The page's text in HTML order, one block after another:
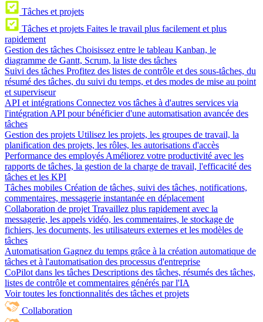
Tâches et projets
Tâches et projets Faites le travail plus facilement et plus
rapidement
Gestion des tâches Choisissez entre le tableau Kanban, le
diagramme de Gantt, Scrum, la liste des tâches
Suivi des tâches Profitez des listes de contrôle et des sous-tâches, du
résumé des tâches, du suivi du temps, et des modes de mise au point
et superviseur
API et intégrations Connectez vos tâches à d'autres services via
l'intégration API pour bénéficier d'une automatisation avancée des
tâches
Gestion des projets Utilisez les projets, les groupes de travail, la
planification des projets, les rôles, les autorisations d'accès
Performance des employés Améliorez votre productivité avec les
rapports de tâches, la gestion de la charge de travail, l'efficacité des
tâches et les KPI
Tâches mobiles Création de tâches, suivi des tâches, notifications,
commentaires, messagerie instantanée en déplacement
Collaboration de projet Travaillez plus rapidement avec la
messagerie, les appels vidéo, les commentaires, le stockage de
fichiers, les documents, les utilisateurs externes et les modèles de
tâches
Automatisation Gagnez du temps grâce à la création automatique de
tâches et à l'automatisation des processus d'entreprise
CoPilot dans les tâches Descriptions des tâches, résumés des tâches,
listes de contrôle et commentaires générés par l'IA
Voir toutes les fonctionnalités des tâches et projets
Collaboration